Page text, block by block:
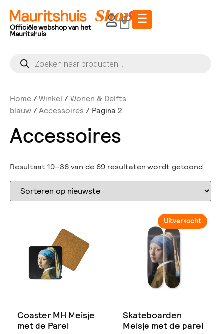
Officiële webshop van het
Mauritshuis
0 ☰
Home/Winkel /Wonen & Delfts
blauw/Accessoires/ Pagina 2
Accessoires
Resultaat 19–36 van de 69 resultaten wordt getoond
Coaster MH Meisje
met de Parel
Uitverkocht
Skateboarden
Meisje met de parel